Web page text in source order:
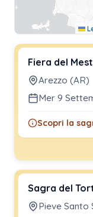
Fiera del
Arezzo (AR)
Mer 9
Scopri la
Sagra del
Pieve Santo